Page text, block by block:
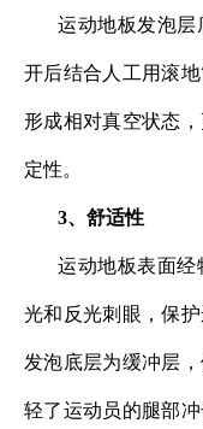
运动地板发泡层
开后结合人工用滚
形成相对真空状态
定性。
3、舒适性
运动地板表面经
光和反光刺眼，保
发泡底层为缓冲层
轻了运动员的腿部